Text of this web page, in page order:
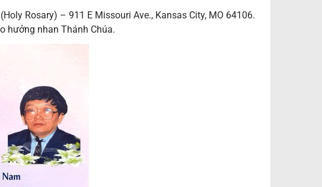
Rosary) – 911 E Missouri Ave., Kansas City, MO 64106.
hưởng nhan Thánh Chúa.